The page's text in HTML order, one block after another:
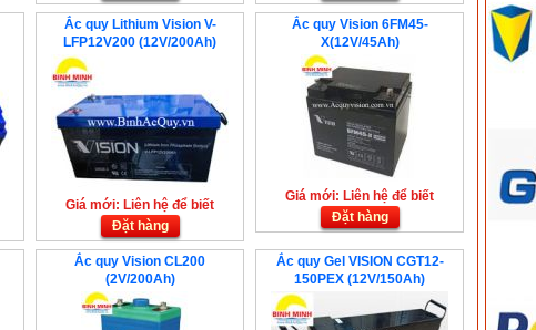
Ắc quy Lithium Vision V-
LFP12V200 (12V/200Ah)
Giá mới: Liên hệ để biết
Đặt hàng
Ắc quy Vision 6FM45-
X(12V/45Ah)
Giá mới: Liên hệ để biết
Đặt hàng
Ắc quy Vision CL200
(2V/200Ah)
Ắc quy Gel VISION CGT12-
150PEX (12V/150Ah)